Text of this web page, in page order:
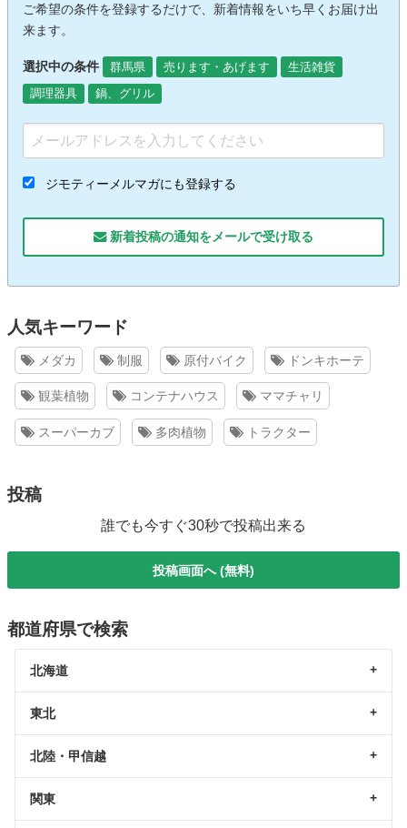
ご希望の条件を登録するだけで、新着情報をいち早くお届け出
来ます。
選択中の条件 群馬県 売ります・あげます
生活雑貨
調理器具
鍋、グリル
ジモティーメルマガにも登録する
新着投稿の通知をメールで受け取る
人気キーワード
メダカ 制服 原付バイク ドンキホーテ
観葉植物 コンテナハウス ママチャリ
スーパーカブ 多肉植物 トラクター
投稿
誰でも今すぐ30秒で投稿出来る
投稿画面へ (無料)
都道府県で検索
北海道
東北
北陸・甲信越
関東